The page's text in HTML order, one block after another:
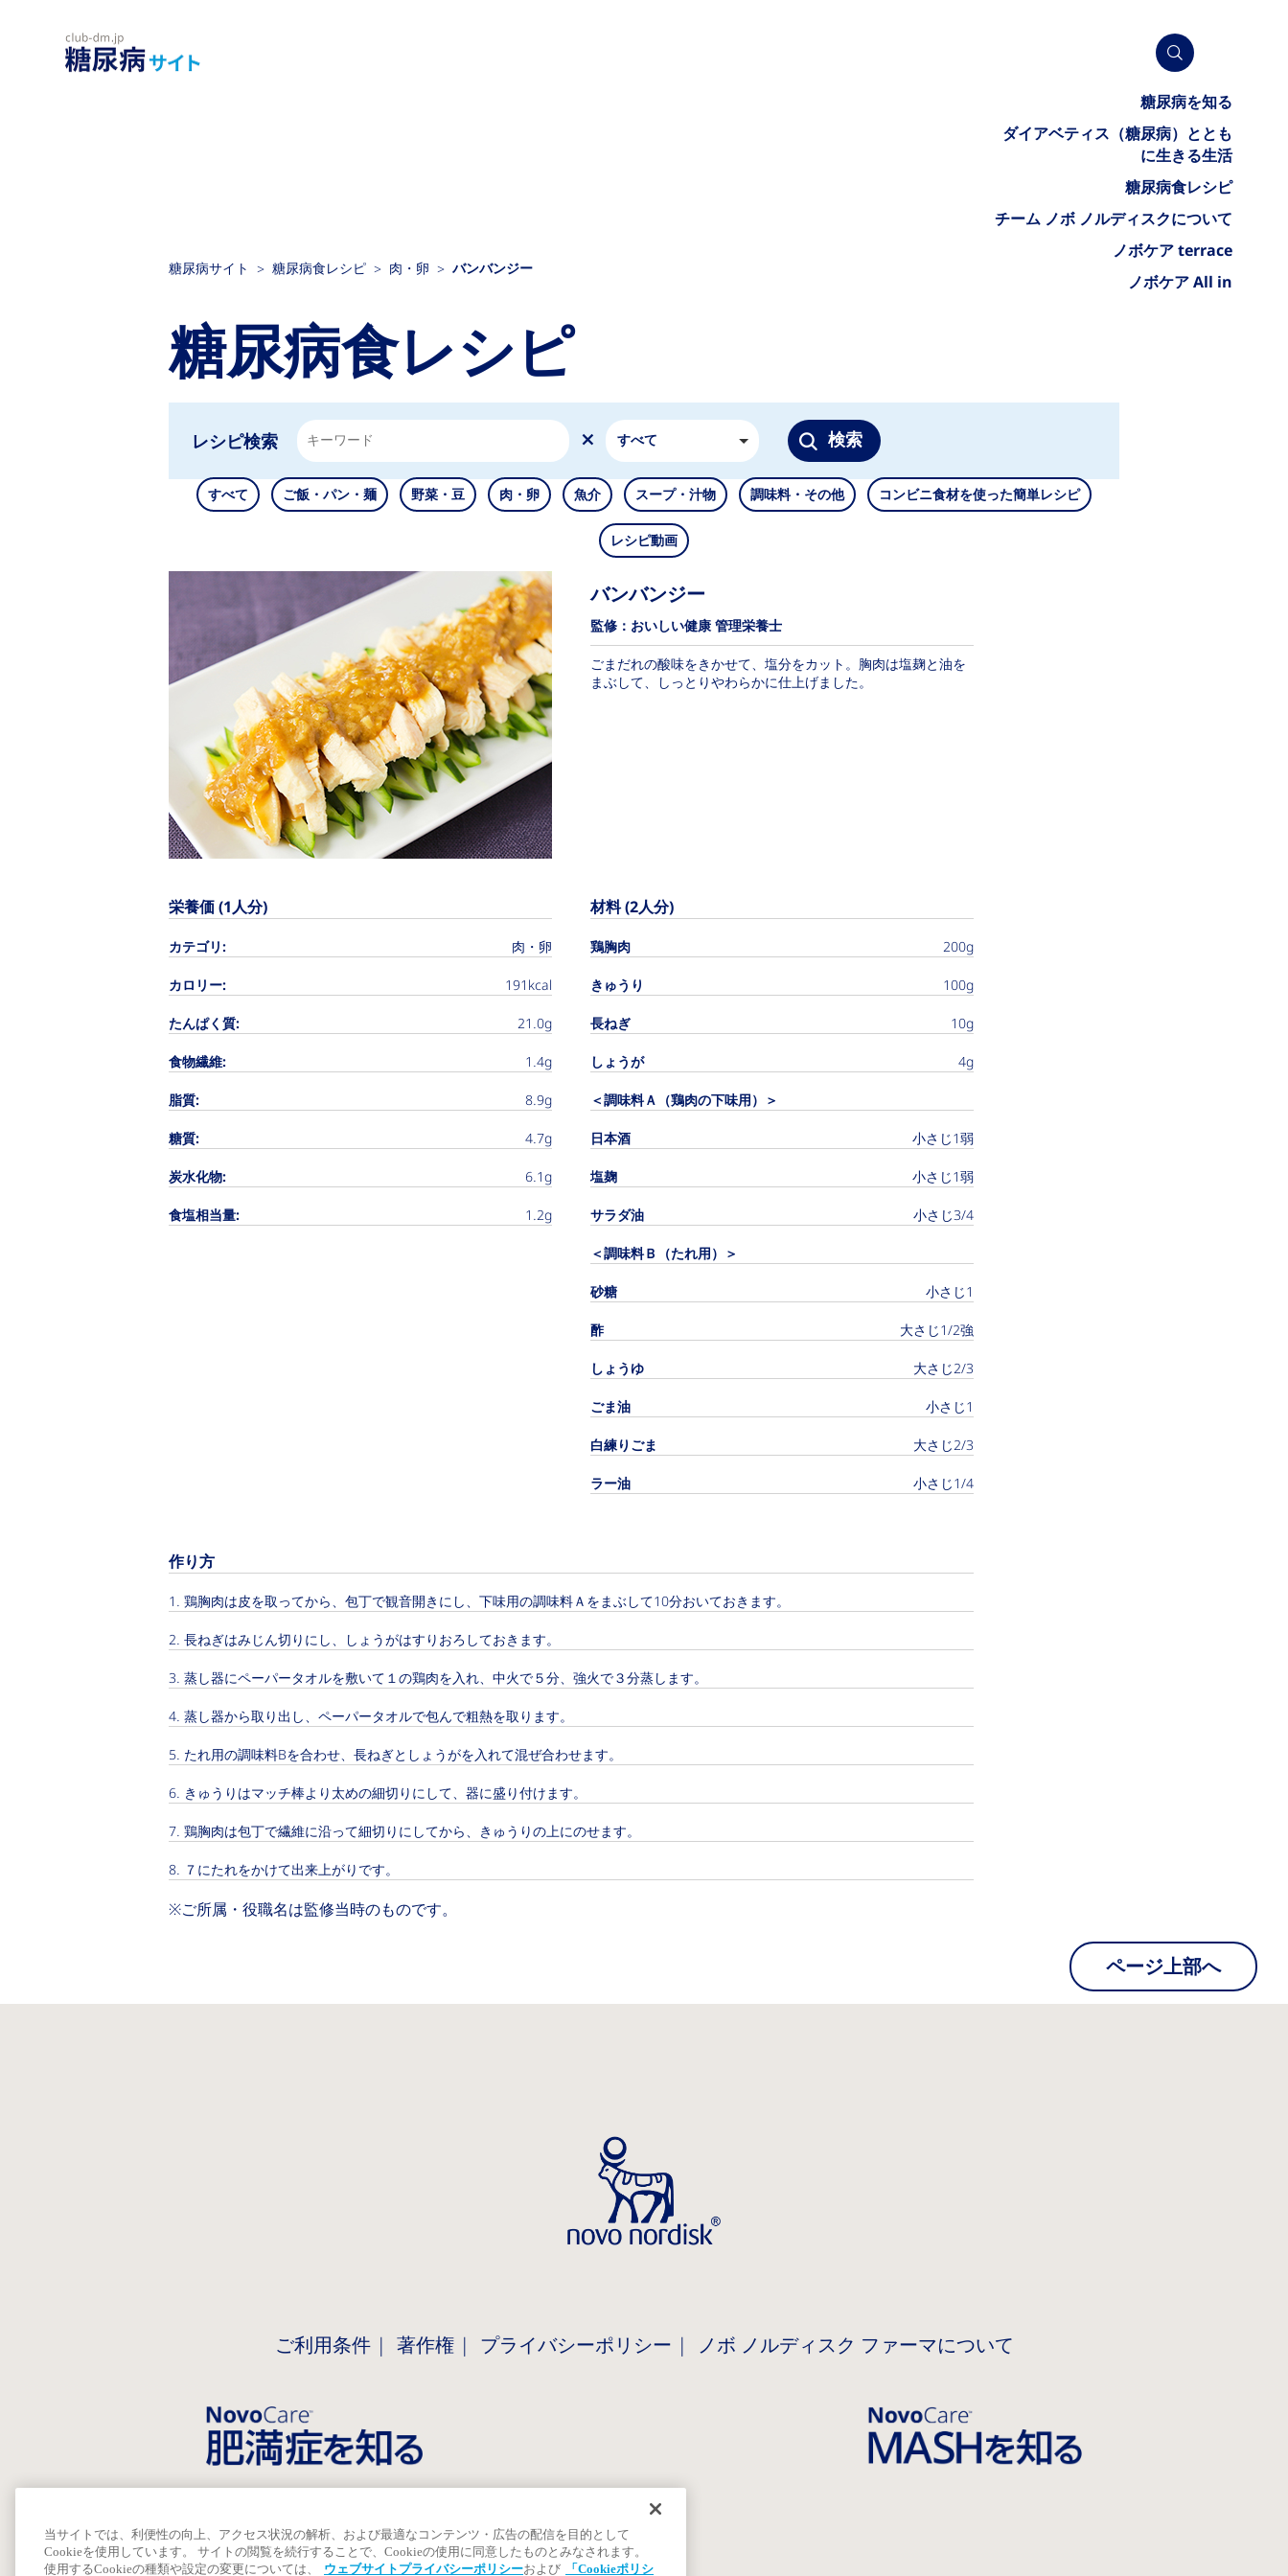
糖尿病を知る
ダイアベティス（糖尿病）ととも
に生きる生活
糖尿病食レシピ
チーム ノボ ノルディスクについて
ノボケア terrace
ノボケア All in
糖尿病サイト 糖尿病食レシピ 肉・卵 バンバンジー
糖尿病食レシピ
レシピ検索 すべて 検索
すべて ご飯・パン・麺 野菜・豆 肉・卵 魚介 スープ・汁物 調味料・その他 コンビニ食材を使った簡単レシピ
レシピ動画
バンバンジー
監修：おいしい健康 管理栄養士
ごまだれの酸味をきかせて、塩分をカット。胸肉は塩麹と油を
まぶして、しっとりやわらかに仕上げました。
栄養価 (1人分)
カテゴリ:
肉・卵
カロリー:
191kcal
たんぱく質:
21.0g
食物繊維:
1.4g
脂質:
8.9g
糖質:
4.7g
炭水化物:
6.1g
食塩相当量:
1.2g
材料 (2人分)
鶏胸肉
200g
きゅうり
100g
長ねぎ
10g
しょうが
4g
＜調味料Ａ（鶏肉の下味用）＞
日本酒
小さじ1弱
塩麹
小さじ1弱
サラダ油
小さじ3/4
＜調味料Ｂ（たれ用）＞
砂糖
小さじ1
酢
大さじ1/2強
しょうゆ
大さじ2/3
ごま油
小さじ1
白練りごま
大さじ2/3
ラー油
小さじ1/4
作り方
鶏胸肉は皮を取ってから、包丁で観音開きにし、下味用の調味料Ａをまぶして10分おいておきます。
長ねぎはみじん切りにし、しょうがはすりおろしておきます。
蒸し器にペーパータオルを敷いて１の鶏肉を入れ、中火で５分、強火で３分蒸します。
蒸し器から取り出し、ペーパータオルで包んで粗熱を取ります。
たれ用の調味料Bを合わせ、長ねぎとしょうがを入れて混ぜ合わせます。
きゅうりはマッチ棒より太めの細切りにして、器に盛り付けます。
鶏胸肉は包丁で繊維に沿って細切りにしてから、きゅうりの上にのせます。
７にたれをかけて出来上がりです。
※ご所属・役職名は監修当時のものです。
ページ上部へ
ご利用条件 著作権 プライバシーポリシー ノボ ノルディスク ファーマについて
当サイトでは、利便性の向上、アクセス状況の解析、および最適なコンテンツ・広告の配信を目的として
Cookieを使用しています。 サイトの閲覧を続行することで、Cookieの使用に同意したものとみなされます。
使用するCookieの種類や設定の変更については、
ウェブサイトプライバシーポリシーおよび 「Cookieポリシ